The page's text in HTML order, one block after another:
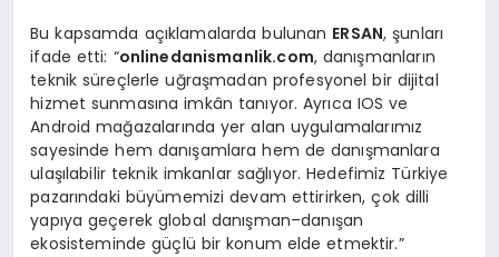
Bu kapsamda açıklamalarda bulunan ERSAN, şunları
ifade etti: “onlinedanismanlik.com, danışmanların
teknik süreçlerle uğraşmadan profesyonel bir dijital
hizmet sunmasına imkân tanıyor. Ayrıca IOS ve
Android mağazalarında yer alan uygulamalarımız
sayesinde hem danışamlara hem de danışmanlara
ulaşılabilir teknik imkanlar sağlıyor. Hedefimiz Türkiye
pazarındaki büyümemizi devam ettirirken, çok dilli
yapıya geçerek global danışman–danışan
ekosisteminde güçlü bir konum elde etmektir.”